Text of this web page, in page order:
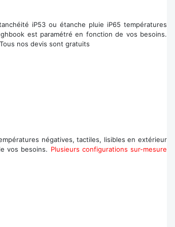
iP53 ou étanche pluie iP65 températures
est paramétré en fonction de vos besoins.
nos devis sont gratuits
négatives, tactiles, lisibles en extérieur
vos besoins. Plusieurs configurations sur-mesure